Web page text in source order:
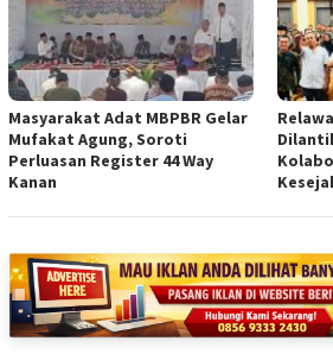
Masyarakat Adat MBPBR Gelar
Mufakat Agung, Soroti
Perluasan Register 44 Way
Kanan